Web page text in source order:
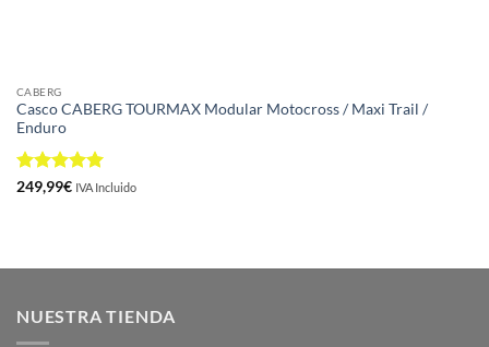
CABERG
Casco CABERG TOURMAX Modular Motocross / Maxi Trail /
Enduro
Valorado
249,99€ IVA Incluido
NUESTRA TIENDA